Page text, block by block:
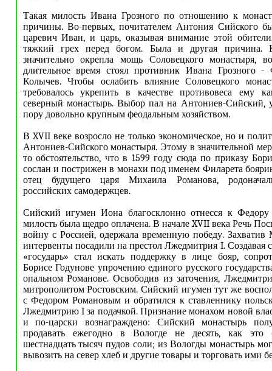
Такая милость Ивана Грозного по отношению к
причины. Во-первых, почитателем Антония Сийского
царевич Иван, и царь, оказывая внимание этой
тяжкий грех перед богом. Была и другая причина.
значительно окрепла мощь Соловецкого монастыря,
длительное время стоял противник Ивана Грозного
Колычев. Чтобы ослабить влияние Соловецкого
требовалось укрепить в качестве противовеса ему
северный монастырь. Выбор пал на Антониев-
пору довольно крупным феодальным хозяйством.
В XVII веке возросло не только экономическое, но и
Антониев-Сийского монастыря. Этому в значительной
то обстоятельство, что в 1599 году сюда по приказу
сослан и пострижен в монахи под именем Филарета
отец будущего царя Михаила Романова,
российских самодержцев.
Сийский игумен Иона благосклонно отнесся к
милость была щедро оплачена. В начале XVII века Речь
войну с Россией, одержала временную победу. Захватив
интервенты посадили на престол Лжедмитрия I. Создавая
«государь» стал искать поддержку в лице бояр,
Борисе Годунове упрочению единого русского
опальном Романове. Освободив из заточения,
митрополитом Ростовским. Сийский игумен тут же
с Федором Романовым и обратился к ставленнику
Лжедмитрию I за подачкой. Признание монахом новой
и по-царски вознаграждено: Сийский монастырь
продавать ежегодно в Вологде не десять, как
шестнадцать тысяч пудов соли; из Вологды монастырь
вывозить на север хлеб и другие товары и торговать ими